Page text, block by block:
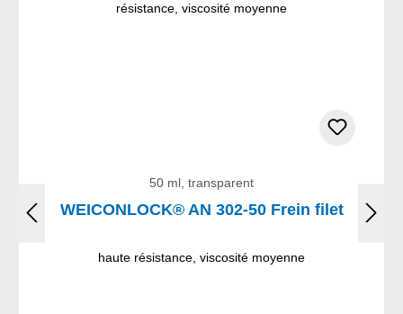
50 ml, transparent
WEICONLOCK® AN 302-50 Frein filet
haute résistance, viscosité moyenne